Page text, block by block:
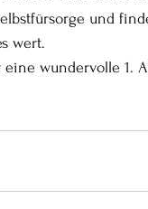
und
wert.
wundervolle 1.